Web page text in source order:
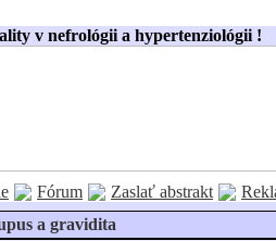
v nefrológii a hypertenziológii !
Fórum Zaslať abstrakt
a gravidita